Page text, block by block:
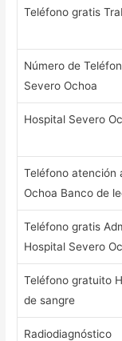
Teléfono gratis
Número de
Severo Ochoa
Hospital Severo
Teléfono atención
Ochoa Banco de
Teléfono gratis
Hospital Severo
Teléfono gratuito
de sangre
Radiodiagnóstico